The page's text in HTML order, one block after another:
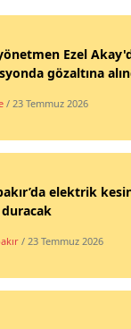
Ezel
gözaltına
/ 23 Temmuz 2026
elektrik
/ 23 Temmuz 2026